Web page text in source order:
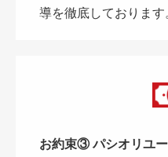
導を徹底しております
お約束③ パシオリユ